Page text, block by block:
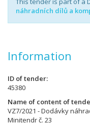
náhradních dílů a
Information
ID of tender
45380
Name of content of
VZ7/2021 - Dodávky
Minitendr č. 23